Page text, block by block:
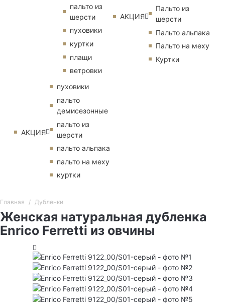
пальто из
шерсти
пуховики
куртки
плащи
ветровки
АКЦИЯ
пуховики
пальто
демисезонные
пальто из
шерсти
пальто альпака
пальто на меху
куртки
АКЦИЯ
Пальто из
шерсти
Пальто альпака
Пальто на меху
Куртки
Главная Дубленки
Женская натуральная дубленка
Enrico Ferretti из овчины